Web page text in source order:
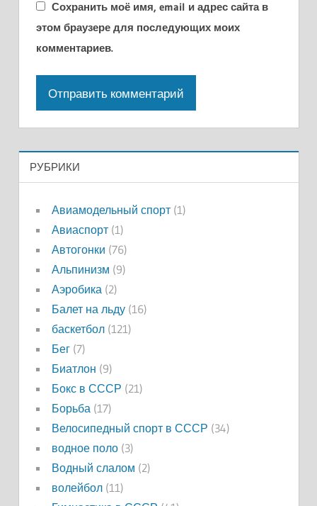
Сохранить моё имя, email и адрес сайта в
этом браузере для последующих моих
комментариев.
РУБРИКИ
Авиамодельный спорт(1)
Авиаспорт(1)
Автогонки (76)
Альпинизм (9)
Аэробика (2)
Балет на льду(16)
баскетбол(121)
Бег(7)
Биатлон (9)
Бокс в СССР (21)
Борьба (17)
Велосипедный спорт в СССР (34)
водное поло(3)
Водный слалом (2)
волейбол(11)